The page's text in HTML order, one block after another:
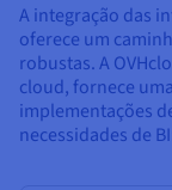
A integração das
oferece um
robustas. A
cloud, fornece
implementações
necessidades de